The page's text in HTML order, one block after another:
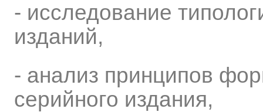
- исследование
изданий,
- анализ принципов
серийного издания,